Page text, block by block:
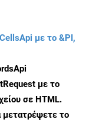
CellsApi με το &PI,
με το
σε HTML.
μετατρέψετε το